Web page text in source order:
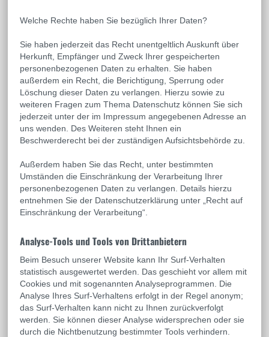
Welche Rechte haben Sie bezüglich Ihrer Daten?
Sie haben jederzeit das Recht unentgeltlich Auskunft über
Herkunft, Empfänger und Zweck Ihrer gespeicherten
personenbezogenen Daten zu erhalten. Sie haben
außerdem ein Recht, die Berichtigung, Sperrung oder
Löschung dieser Daten zu verlangen. Hierzu sowie zu
weiteren Fragen zum Thema Datenschutz können Sie sich
jederzeit unter der im Impressum angegebenen Adresse an
uns wenden. Des Weiteren steht Ihnen ein
Beschwerderecht bei der zuständigen Aufsichtsbehörde zu.
Außerdem haben Sie das Recht, unter bestimmten
Umständen die Einschränkung der Verarbeitung Ihrer
personenbezogenen Daten zu verlangen. Details hierzu
entnehmen Sie der Datenschutzerklärung unter „Recht auf
Einschränkung der Verarbeitung“.
Analyse-Tools und Tools von Drittanbietern
Beim Besuch unserer Website kann Ihr Surf-Verhalten
statistisch ausgewertet werden. Das geschieht vor allem mit
Cookies und mit sogenannten Analyseprogrammen. Die
Analyse Ihres Surf-Verhaltens erfolgt in der Regel anonym;
das Surf-Verhalten kann nicht zu Ihnen zurückverfolgt
werden. Sie können dieser Analyse widersprechen oder sie
durch die Nichtbenutzung bestimmter Tools verhindern.